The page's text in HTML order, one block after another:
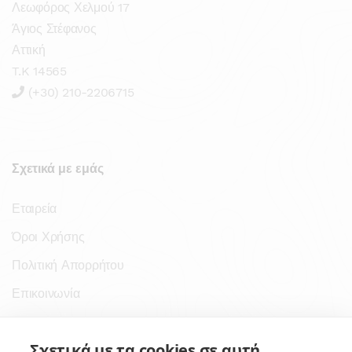
Λεωφόρος Χελμού 17
Άγιος Στέφανος
Αττική
T.K 14565
(+30) 210-2206715
Σχετικά με εμάς
Εταιρεία
Όροι Χρήσης
Πολιτική Απορρήτου
Επικοινωνία
Σύνδεσμοι